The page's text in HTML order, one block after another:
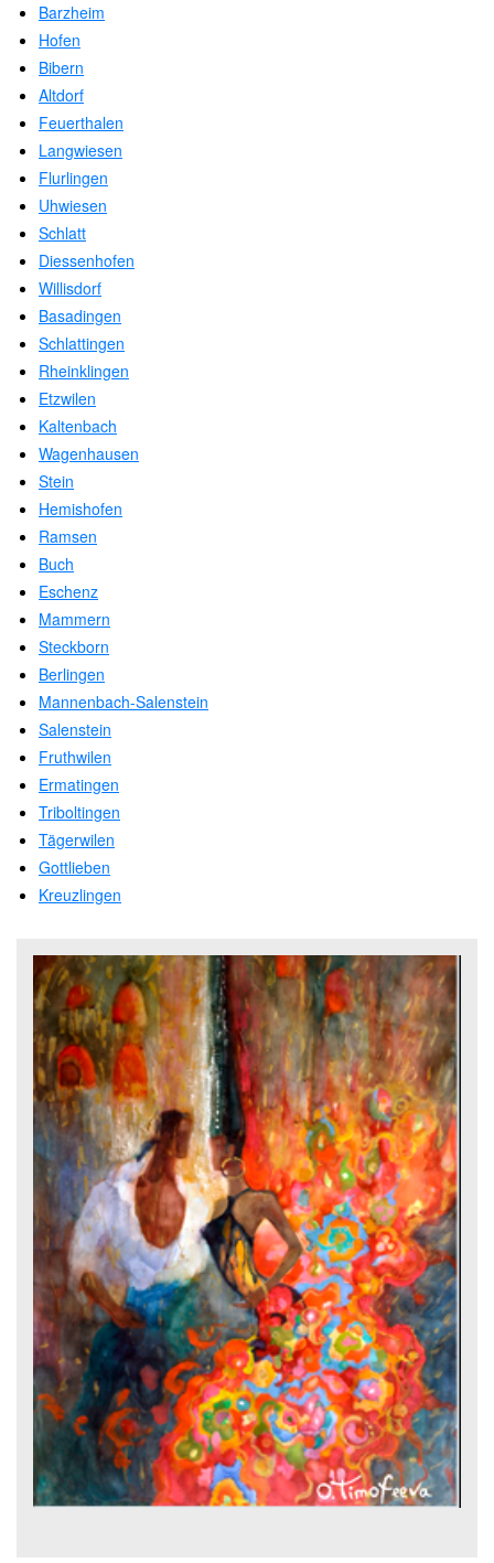
Barzheim
Hofen
Bibern
Altdorf
Feuerthalen
Langwiesen
Flurlingen
Uhwiesen
Schlatt
Diessenhofen
Willisdorf
Basadingen
Schlattingen
Rheinklingen
Etzwilen
Kaltenbach
Wagenhausen
Stein
Hemishofen
Ramsen
Buch
Eschenz
Mammern
Steckborn
Berlingen
Mannenbach-Salenstein
Salenstein
Fruthwilen
Ermatingen
Triboltingen
Tägerwilen
Gottlieben
Kreuzlingen